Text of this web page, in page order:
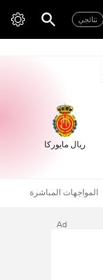
نتائجي
ريال مايوركا
المواجهات المباشرة
Ad